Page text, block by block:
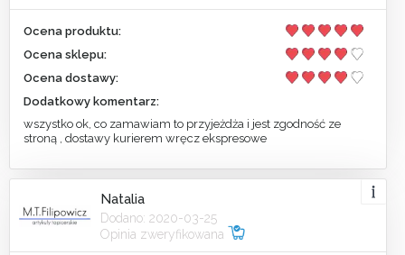
Ocena produktu:
Ocena sklepu:
Ocena dostawy:
Dodatkowy komentarz:
wszystko ok, co zamawiam to przyjeżdża i jest zgodność ze
stroną , dostawy kurierem wręcz ekspresowe
Natalia
Dodano: 2020-03-25
Opinia zweryfikowana